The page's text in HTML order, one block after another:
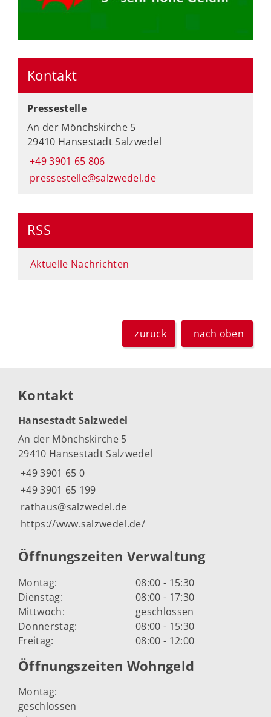
Kontakt
Pressestelle
An der Mönchskirche 5
29410 Hansestadt Salzwedel
+49 3901 65 806
pressestelle@salzwedel.de
RSS
Aktuelle Nachrichten
zurück nach oben
Kontakt
Hansestadt Salzwedel
An der Mönchskirche 5
29410 Hansestadt Salzwedel
+49 3901 65 0
+49 3901 65 199
rathaus@salzwedel.de
https://www.salzwedel.de/
Öffnungszeiten Verwaltung
Montag:
08:00 - 15:30
Dienstag:
08:00 - 17:30
Mittwoch:
geschlossen
Donnerstag:
08:00 - 15:30
Freitag:
08:00 - 12:00
Öffnungszeiten Wohngeld
Montag:
geschlossen